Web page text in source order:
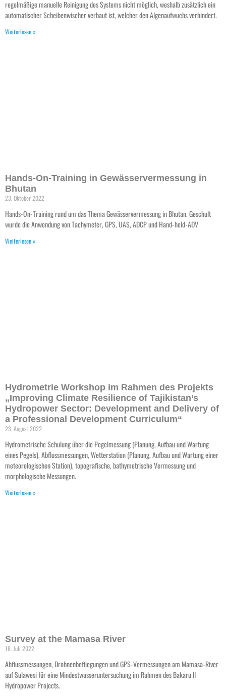
regelmäßige manuelle Reinigung des Systems nicht möglich, weshalb zusätzlich ein
automatischer Scheibenwischer verbaut ist, welcher den Algenaufwuchs verhindert.
Weiterlesen »
Hands-On-Training in Gewässervermessung in
Bhutan
23. Oktober 2022
Hands-On-Training rund um das Thema Gewässervermessung in Bhutan. Geschult
wurde die Anwendung von Tachymeter, GPS, UAS, ADCP und Hand-held-ADV
Weiterlesen »
Hydrometrie Workshop im Rahmen des Projekts
„Improving Climate Resilience of Tajikistan’s
Hydropower Sector: Development and Delivery of
a Professional Development Curriculum“
23. August 2022
Hydrometrische Schulung über die Pegelmessung (Planung, Aufbau und Wartung
eines Pegels), Abflussmessungen, Wetterstation (Planung, Aufbau und Wartung einer
meteorologischen Station), topografische, bathymetrische Vermessung und
morphologische Messungen.
Weiterlesen »
Survey at the Mamasa River
18. Juli 2022
Abflussmessungen, Drohnenbefliegungen und GPS-Vermessungen am Mamasa-River
auf Sulawesi für eine Mindestwasseruntersuchung im Rahmen des Bakaru II
Hydropower Projects.